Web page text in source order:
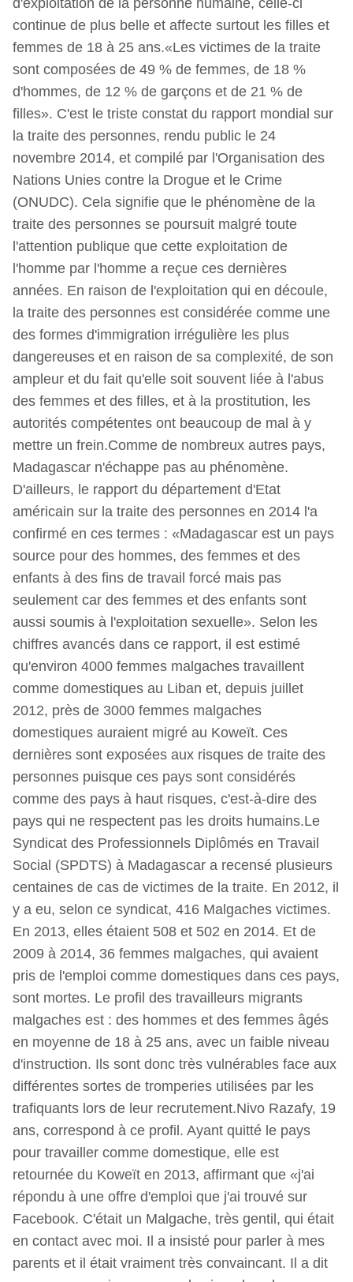
continue de plus belle et affecte surtout les filles et
femmes de 18 à 25 ans.«Les victimes de la traite
sont composées de 49 % de femmes, de 18 %
d'hommes, de 12 % de garçons et de 21 % de
filles». C'est le triste constat du rapport mondial sur
la traite des personnes, rendu public le 24
novembre 2014, et compilé par l'Organisation des
Nations Unies contre la Drogue et le Crime
(ONUDC). Cela signifie que le phénomène de la
traite des personnes se poursuit malgré toute
l'attention publique que cette exploitation de
l'homme par l'homme a reçue ces dernières
années. En raison de l'exploitation qui en découle,
la traite des personnes est considérée comme une
des formes d'immigration irrégulière les plus
dangereuses et en raison de sa complexité, de son
ampleur et du fait qu'elle soit souvent liée à l'abus
des femmes et des filles, et à la prostitution, les
autorités compétentes ont beaucoup de mal à y
mettre un frein.Comme de nombreux autres pays,
Madagascar n'échappe pas au phénomène.
D'ailleurs, le rapport du département d'Etat
américain sur la traite des personnes en 2014 l'a
confirmé en ces termes : «Madagascar est un pays
source pour des hommes, des femmes et des
enfants à des fins de travail forcé mais pas
seulement car des femmes et des enfants sont
aussi soumis à l'exploitation sexuelle». Selon les
chiffres avancés dans ce rapport, il est estimé
qu'environ 4000 femmes malgaches travaillent
comme domestiques au Liban et, depuis juillet
2012, près de 3000 femmes malgaches
domestiques auraient migré au Koweït. Ces
dernières sont exposées aux risques de traite des
personnes puisque ces pays sont considérés
comme des pays à haut risques, c'est-à-dire des
pays qui ne respectent pas les droits humains.Le
Syndicat des Professionnels Diplômés en Travail
Social (SPDTS) à Madagascar a recensé plusieurs
centaines de cas de victimes de la traite. En 2012, il
y a eu, selon ce syndicat, 416 Malgaches victimes.
En 2013, elles étaient 508 et 502 en 2014. Et de
2009 à 2014, 36 femmes malgaches, qui avaient
pris de l'emploi comme domestiques dans ces pays,
sont mortes. Le profil des travailleurs migrants
malgaches est : des hommes et des femmes âgés
en moyenne de 18 à 25 ans, avec un faible niveau
d'instruction. Ils sont donc très vulnérables face aux
différentes sortes de tromperies utilisées par les
trafiquants lors de leur recrutement.Nivo Razafy, 19
ans, correspond à ce profil. Ayant quitté le pays
pour travailler comme domestique, elle est
retournée du Koweït en 2013, affirmant que «j'ai
répondu à une offre d'emploi que j'ai trouvé sur
Facebook. C'était un Malgache, très gentil, qui était
en contact avec moi. Il a insisté pour parler à mes
parents et il était vraiment très convaincant. Il a dit